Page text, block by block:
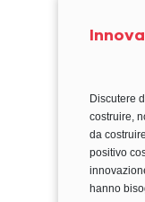
Discutere
costruire,
da
positivo
hanno